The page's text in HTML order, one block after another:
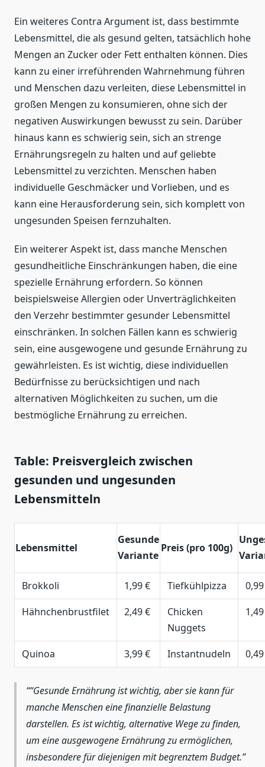
Ein weiteres Contra Argument ist, dass bestimmte
Lebensmittel, die als gesund gelten, tatsächlich hohe
Mengen an Zucker oder Fett enthalten können. Dies
kann zu einer irreführenden Wahrnehmung führen
und Menschen dazu verleiten, diese Lebensmittel in
großen Mengen zu konsumieren, ohne sich der
negativen Auswirkungen bewusst zu sein. Darüber
hinaus kann es schwierig sein, sich an strenge
Ernährungsregeln zu halten und auf geliebte
Lebensmittel zu verzichten. Menschen haben
individuelle Geschmäcker und Vorlieben, und es
kann eine Herausforderung sein, sich komplett von
ungesunden Speisen fernzuhalten.
Ein weiterer Aspekt ist, dass manche Menschen
gesundheitliche Einschränkungen haben, die eine
spezielle Ernährung erfordern. So können
beispielsweise Allergien oder Unverträglichkeiten
den Verzehr bestimmter gesunder Lebensmittel
einschränken. In solchen Fällen kann es schwierig
sein, eine ausgewogene und gesunde Ernährung zu
gewährleisten. Es ist wichtig, diese individuellen
Bedürfnisse zu berücksichtigen und nach
alternativen Möglichkeiten zu suchen, um die
bestmögliche Ernährung zu erreichen.
Table: Preisvergleich zwischen
gesunden und ungesunden
Lebensmitteln
Lebensmittel
Gesunde
Variante
Preis (pro 100g)
Brokkoli 1,99 € Tiefkühlpizza
Hähnchenbrustfilet
2,49 €
Chicken
Nuggets
Quinoa 3,99 € Instantnudeln
“Gesunde Ernährung ist wichtig, aber sie kann für
manche Menschen eine finanzielle Belastung
darstellen. Es ist wichtig, alternative Wege zu finden,
um eine ausgewogene Ernährung zu ermöglichen,
insbesondere für diejenigen mit begrenztem Budget.”